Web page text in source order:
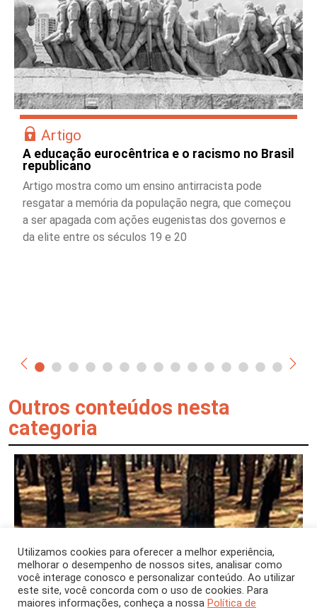
Artigo
A educação eurocêntrica e o racismo no Brasil
republicano
Artigo mostra como um ensino antirracista pode
resgatar a memória da população negra, que começou
a ser apagada com ações eugenistas dos governos e
da elite entre os séculos 19 e 20
Outros conteúdos nesta
categoria
Utilizamos cookies para oferecer a melhor experiência,
melhorar o desempenho de nossos sites, analisar como
você interage conosco e personalizar conteúdo. Ao utilizar
este site, você concorda com o uso de cookies. Para
maiores informações, conheça a nossa Política de